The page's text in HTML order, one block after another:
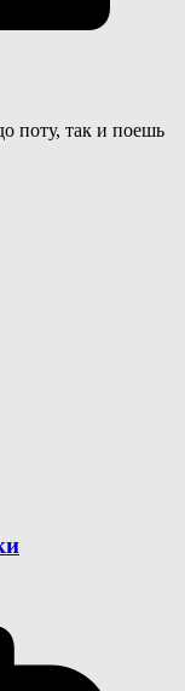
поту, так и поешь